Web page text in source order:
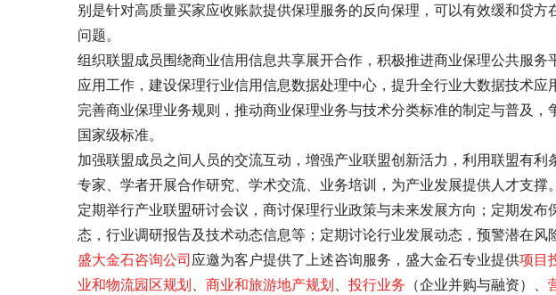
别是针对高质量买家应收账款提供保理服务的反向保理，可以有效缓和贷
问题。
组织联盟成员围绕商业信用信息共享展开合作，积极推进商业保理公共服
应用工作，建设保理行业信用信息数据处理中心，提升全行业大数据技术应
完善商业保理业务规则，推动商业保理业务与技术分类标准的制定与普及
国家级标准。
加强联盟成员之间人员的交流互动，增强产业联盟创新活力，利用联盟有
专家、学者开展合作研究、学术交流、业务培训，为产业发展提供人才支撑。
定期举行产业联盟研讨会议，商讨保理行业政策与未来发展方向；定期发
态，行业调研报告及技术动态信息等；定期讨论行业发展动态，预警潜在风
盛大金石咨询公司应邀为客户提供了上述咨询服务，盛大金石专业提供项目
业和物流园区规划、 商业和旅游地产规划、 投行业务 （企业并购与融资）、